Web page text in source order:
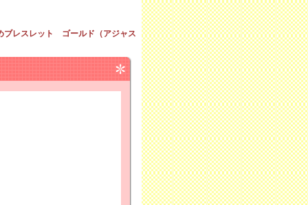
レスレット ゴールド（アジャス